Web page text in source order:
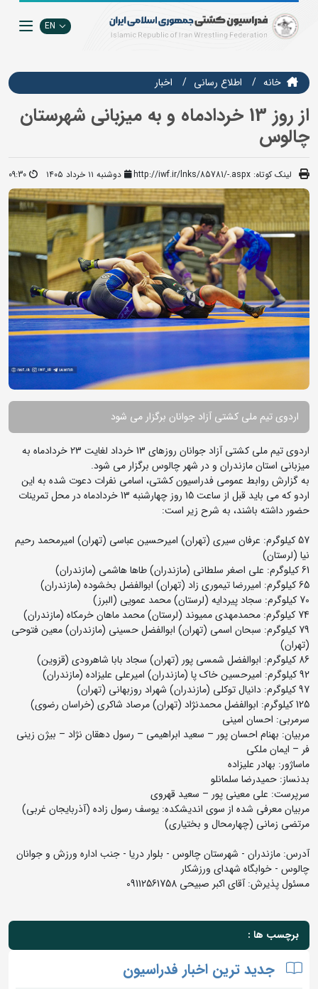
EN
خانه اطلاع رسانی اخبار
از روز 13 خردادماه و به میزبانی شهرستان
چالوس
لینک کوتاه: http://iwf.ir/lnks/85781/-.aspx دوشنبه ۱۱ خرداد ۱۴۰۵ 09:30
اردوی تیم ملی کشتی آزاد جوانان برگزار می شود
اردوی تیم ملی کشتی آزاد جوانان روزهای 13 خرداد لغایت 23 خردادماه به
میزبانی استان مازندران و در شهر چالوس برگزار می شود.
به گزارش روابط عمومی فدراسیون کشتی، اسامی نفرات دعوت شده به این
اردو که می باید قبل از ساعت 15 روز چهارشنبه 13 خردادماه در محل تمرینات
حضور داشته باشند، به شرح زیر است:
57 کیلوگرم: عرفان سیری (تهران) امیرحسین عباسی (تهران) امیرمحمد رحیم
نیا (لرستان)
61 کیلوگرم: علی اصغر سلطانی (مازندران) طاها هاشمی (مازندران)
65 کیلوگرم: امیررضا تیموری زاد (تهران) ابوالفضل بخشوده (مازندران)
70 کیلوگرم: سجاد پیردایه (لرستان) محمد عمویی (البرز)
74 کیلوگرم: محمدمهدی ممیوند (لرستان) محمد ماهان خرمکاه (مازندران)
79 کیلوگرم: سبحان اسمی (تهران) ابوالفضل حسینی (مازندران) معین فتوحی
(تهران)
86 کیلوگرم: ابوالفضل شمسی پور (تهران) سجاد بابا شاهرودی (قزوین)
92 کیلوگرم: امیرحسین خاک پا (مازندران) امیرعلی علیزاده (مازندران)
97 کیلوگرم: دانیال توکلی (مازندران) شهراد روزبهانی (تهران)
125 کیلوگرم: ابوالفضل محمدنژاد (تهران) مرصاد شاکری (خراسان رضوی)
سرمربی: احسان امینی
مربیان: بهنام احسان پور – سعید ابراهیمی – رسول دهقان نژاد – بیژن زینی
فر – ایمان ملکی
ماساژور: بهادر علیزاده
بدنساز: حمیدرضا سلمانلو
سرپرست: علی معینی پور – سعید قهروی
مربیان معرفی شده از سوی اندیشکده: یوسف رسول زاده (آذربایجان غربی)
مرتضی زمانی (چهارمحال و بختیاری)
آدرس: مازندران - شهرستان چالوس - بلوار دریا - جنب اداره ورزش و جوانان
چالوس - خوابگاه شهدای ورزشکار
مسئول پذیرش: آقای اکبر صبیحی 09112561758
برچسب ها :
جدید ترین اخبار فدراسیون